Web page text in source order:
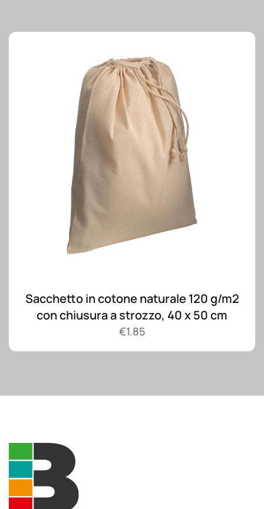
Sacchetto in cotone naturale 120 g/m2
con chiusura a strozzo, 40 x 50 cm
€1.85